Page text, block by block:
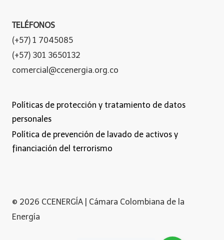
TELÉFONOS
(+57) 1 7045085
(+57) 301 3650132
comercial@ccenergia.org.co
Políticas de protección y tratamiento de datos
personales
Política de prevención de lavado de activos y
financiación del terrorismo
© 2026 CCENERGÍA | Cámara Colombiana de la
Energía